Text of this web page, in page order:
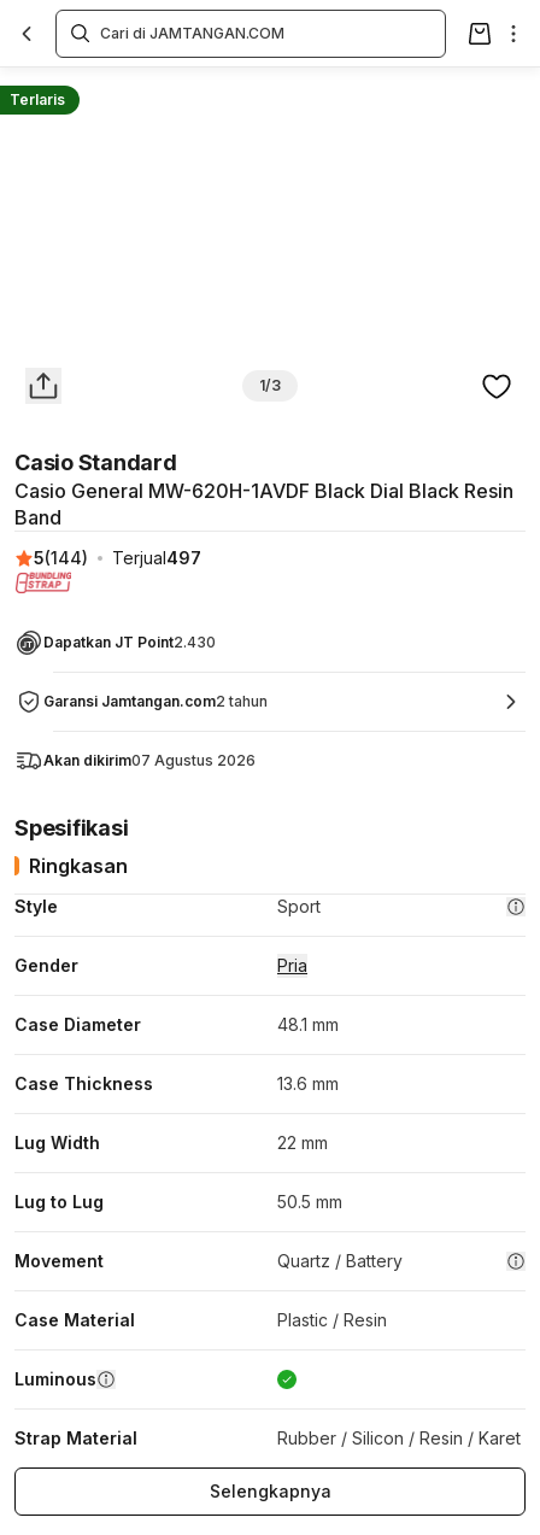
Terlaris
1/3
Casio Standard
Casio General MW-620H-1AVDF Black Dial Black Resin
Band
5(144) Terjual497
Dapatkan JT Point2.430
Garansi Jamtangan.com2 tahun
Akan dikirim07 Agustus 2026
Overview
Spesifikasi
Ringkasan
Style Sport
Gender Pria
Case Diameter 48.1 mm
Case Thickness 13.6 mm
Lug Width 22 mm
Lug to Lug 50.5 mm
Movement Quartz / Battery
Case Material Plastic / Resin
Luminous
Strap Material Rubber / Silicon / Resin / Karet
Selengkapnya